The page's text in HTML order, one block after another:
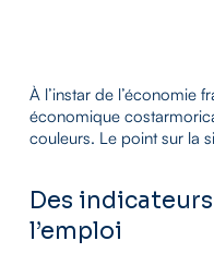
À l’instar de l’économie
économique
couleurs. Le point sur la
Des
l’emploi